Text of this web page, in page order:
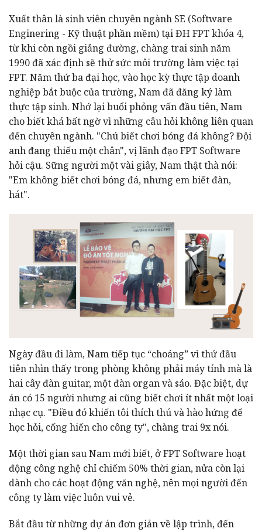
Xuất thân là sinh viên chuyên ngành SE (Software
Enginering - Kỹ thuật phần mềm) tại ĐH FPT khóa 4,
từ khi còn ngồi giảng đường, chàng trai sinh năm
1990 đã xác định sẽ thử sức môi trường làm việc tại
FPT. Năm thứ ba đại học, vào học kỳ thực tập doanh
nghiệp bắt buộc của trường, Nam đã đăng ký làm
thực tập sinh. Nhớ lại buổi phỏng vấn đầu tiên, Nam
cho biết khá bất ngờ vì những câu hỏi không liên quan
đến chuyên ngành. "Chú biết chơi bóng đá không? Đội
anh đang thiếu một chân", vị lãnh đạo FPT Software
hỏi cậu. Sững người một vài giây, Nam thật thà nói:
"Em không biết chơi bóng đá, nhưng em biết đàn,
hát".
Ngày đầu đi làm, Nam tiếp tục “choáng” vì thứ đầu
tiên nhìn thấy trong phòng không phải máy tính mà là
hai cây đàn guitar, một đàn organ và sáo. Đặc biệt, dự
án có 15 người nhưng ai cũng biết chơi ít nhất một loại
nhạc cụ. "Điều đó khiến tôi thích thú và hào hứng để
học hỏi, cống hiến cho công ty", chàng trai 9x nói.
Một thời gian sau Nam mới biết, ở FPT Software hoạt
động công nghệ chỉ chiếm 50% thời gian, nửa còn lại
dành cho các hoạt động văn nghệ, nên mọi người đến
công ty làm việc luôn vui vẻ.
Bắt đầu từ những dự án đơn giản về lập trình, đến